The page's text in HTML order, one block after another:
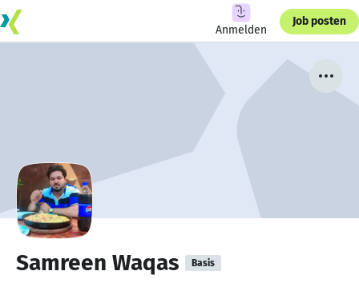
Anmelden
Job posten
Samreen Waqas Basis